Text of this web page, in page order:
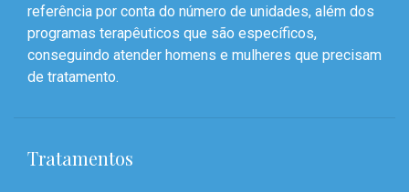
referência por conta do número de unidades, além dos
programas terapêuticos que são específicos,
conseguindo atender homens e mulheres que precisam
de tratamento.
Tratamentos